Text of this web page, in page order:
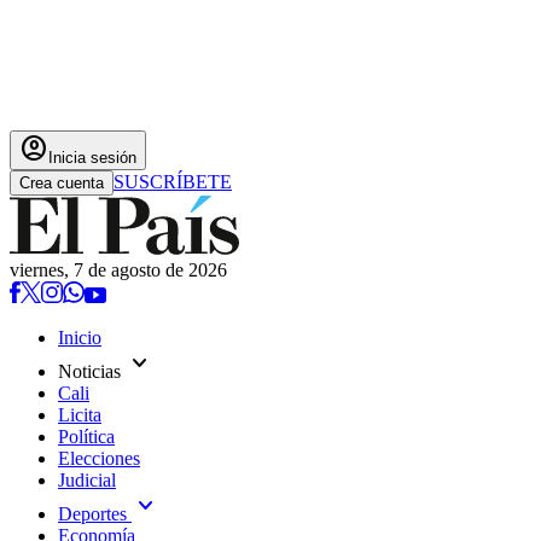
account_circle Inicia sesión
Crea cuenta SUSCRÍBETE
viernes, 7 de agosto de 2026
Inicio
Noticias expand_more
Cali
Licita
Política
Elecciones
Judicial
Deportes expand_more
Economía